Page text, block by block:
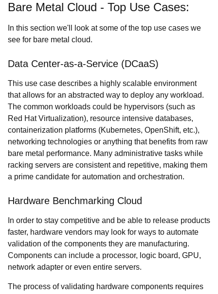
Bare Metal Cloud - Top Use Cases:
In this section we'll look at some of the top use cases we
see for bare metal cloud.
Data Center-as-a-Service (DCaaS)
This use case describes a highly scalable environment
that allows for an abstracted way to deploy any workload.
The common workloads could be hypervisors (such as
Red Hat Virtualization), resource intensive databases,
containerization platforms (Kubernetes, OpenShift, etc.),
networking technologies or anything that benefits from raw
bare metal performance. Many administrative tasks while
racking servers are consistent and repetitive, making them
a prime candidate for automation and orchestration.
Hardware Benchmarking Cloud
In order to stay competitive and be able to release products
faster, hardware vendors may look for ways to automate
validation of the components they are manufacturing.
Components can include a processor, logic board, GPU,
network adapter or even entire servers.
The process of validating hardware components requires